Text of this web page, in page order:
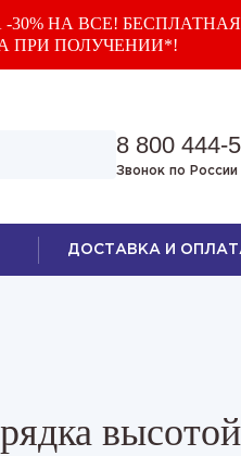
НА ВСЕ!
ПРИ ПОЛУЧЕНИИ*!
8 800 444-
Звонок по
ДОСТАВКА И